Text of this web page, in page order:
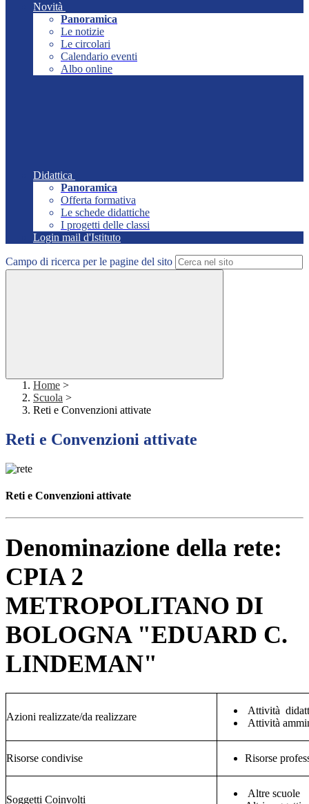
Novità
Panoramica
Le notizie
Le circolari
Calendario eventi
Albo online
Didattica
Panoramica
Offerta formativa
Le schede didattiche
I progetti delle classi
Login mail d'Istituto
Campo di ricerca per le pagine del sito
Home >
Scuola >
Reti e Convenzioni attivate
Reti e Convenzioni attivate
Reti e Convenzioni attivate
Denominazione della rete:
CPIA 2
METROPOLITANO DI
BOLOGNA "EDUARD C.
LINDEMAN"
Azioni realizzate/da realizzare
Attività
Attività
Risorse condivise Risorse
Soggetti Coinvolti
Altre scuole